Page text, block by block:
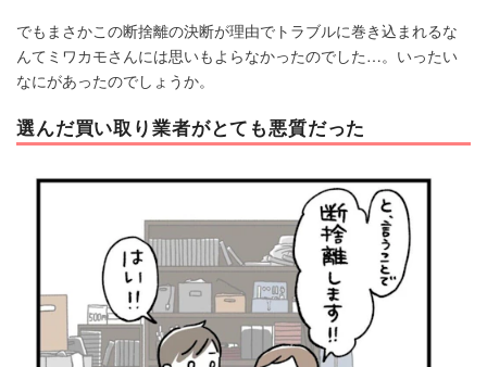
でもまさかこの断捨離の決断が理由でトラブルに巻き込まれるな
んてミワカモさんには思いもよらなかったのでした…。いったい
なにがあったのでしょうか。
選んだ買い取り業者がとても悪質だった